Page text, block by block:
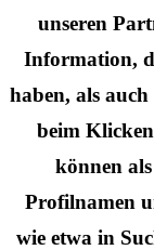
unseren
Information,
haben, als
beim
können
Profilnamen
wie etwa in